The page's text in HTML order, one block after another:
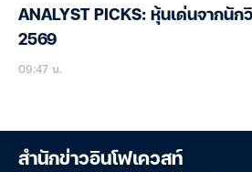
ANALYST PICKS: หุ้นเด่นจากนัก
2569
09:47 น.
สำนักข่าวอินโฟเควสท์